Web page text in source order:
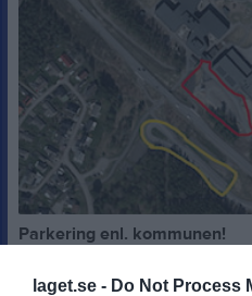
laget.se - Do Not Process
Parkering enl. kommunen!
Herr A div 4 14 aug 2025 0